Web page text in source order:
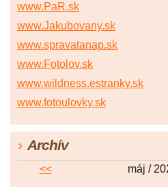
www.PaR.sk
www.Jakubovany.sk
www.spravatanap.sk
www.Fotolov.sk
www.wildness.estranky.sk
www.fotoulovky.sk
Archív
<< máj /